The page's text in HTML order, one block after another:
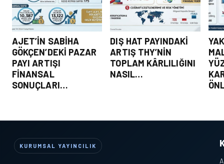
AJET’IN SABIHA
GÖKÇEN’DEKI PAZAR
PAYI ARTIŞI
FINANSAL
SONUÇLARI…
DIŞ HAT PAYINDAKI
ARTIŞ THY’NIN
TOPLAM KÂRLILIĞINI
NASIL…
KURUMSAL YAYINCILIK